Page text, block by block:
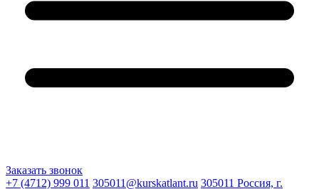
Заказать звонок
+7 (4712) 999 011 305011@kurskatlant.ru 305011 Россия, г.